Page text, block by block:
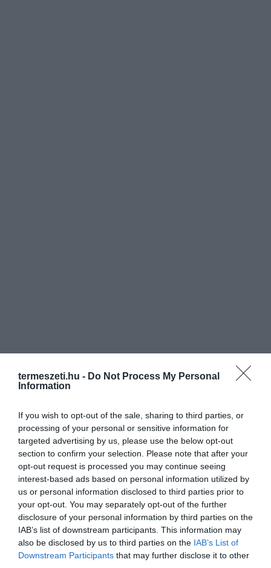
termeszeti.hu - Do Not Process My Personal
Information
If you wish to opt-out of the sale, sharing to third parties, or
processing of your personal or sensitive information for
targeted advertising by us, please use the below opt-out
section to confirm your selection. Please note that after your
opt-out request is processed you may continue seeing
interest-based ads based on personal information utilized by
us or personal information disclosed to third parties prior to
your opt-out. You may separately opt-out of the further
disclosure of your personal information by third parties on the
IAB’s list of downstream participants. This information may
also be disclosed by us to third parties on the IAB’s List of
Downstream Participants that may further disclose it to other